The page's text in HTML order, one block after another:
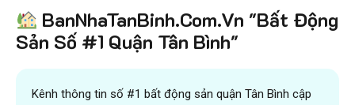
BanNhaTanBinh.Com.Vn "Bất Động
Sản Số #1 Quận Tân Bình"
Kênh thông tin số #1 bất động sản quận Tân Bình cập